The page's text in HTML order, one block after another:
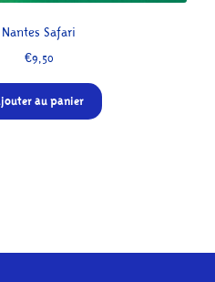
Nantes Safari
€9,50
au panier